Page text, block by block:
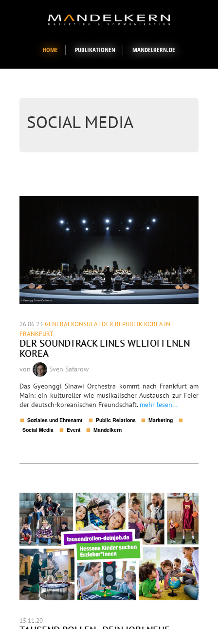
HOME PUBLIKATIONEN MANDELKERN.DE
SOCIAL MEDIA
26.06.23 GENERALKONSULAT DER REPUBLIK KOREA IN
FRANKFURT
DER SOUNDTRACK EINES WELTOFFENEN
KOREA
von
Sven Safarow
Das Gyeonggi Sinawi Orchestra kommt nach Frankfurt am
Main: ein kultureller wie musikalischer Austausch zur Feier
der deutsch-koreanischen Freundschaft. mehr lesen...
Soziales und Ehrenamt Public Relations
Marketing
Social Media
Event Mandelkern
15.11.20